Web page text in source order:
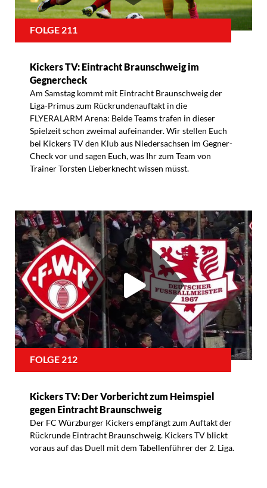
FOLGE 211
Kickers TV: Eintracht Braunschweig im
Gegnercheck
Am Samstag kommt mit Eintracht Braunschweig der
Liga-Primus zum Rückrundenauftakt in die
FLYERALARM Arena: Beide Teams trafen in dieser
Spielzeit schon zweimal aufeinander. Wir stellen Euch
bei Kickers TV den Klub aus Niedersachsen im Gegner-
Check vor und sagen Euch, was Ihr zum Team von
Trainer Torsten Lieberknecht wissen müsst.
FOLGE 212
Kickers TV: Der Vorbericht zum Heimspiel
gegen Eintracht Braunschweig
Der FC Würzburger Kickers empfängt zum Auftakt der
Rückrunde Eintracht Braunschweig. Kickers TV blickt
voraus auf das Duell mit dem Tabellenführer der 2. Liga.